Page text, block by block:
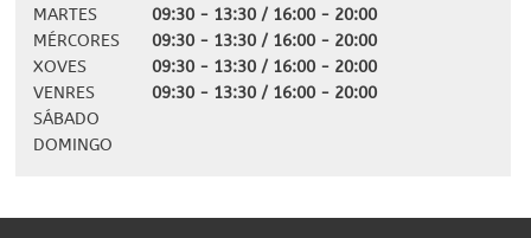
MARTES
09:30 - 13:30 / 16:00 - 20:00
MÉRCORES
09:30 - 13:30 / 16:00 - 20:00
XOVES
09:30 - 13:30 / 16:00 - 20:00
VENRES
09:30 - 13:30 / 16:00 - 20:00
SÁBADO
DOMINGO